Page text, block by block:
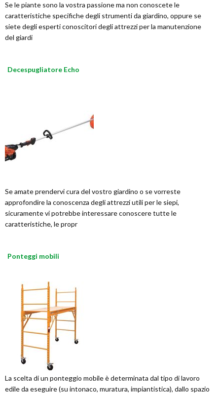
Se le piante sono la vostra passione ma non conoscete le
caratteristiche specifiche degli strumenti da giardino, oppure se
siete degli esperti conoscitori degli attrezzi per la manutenzione
del giardi
Decespugliatore Echo
Se amate prendervi cura del vostro giardino o se vorreste
approfondire la conoscenza degli attrezzi utili per le siepi,
sicuramente vi potrebbe interessare conoscere tutte le
caratteristiche, le propr
Ponteggi mobili
La scelta di un ponteggio mobile è determinata dal tipo di lavoro
edile da eseguire (su intonaco, muratura, impiantistica), dallo spazio